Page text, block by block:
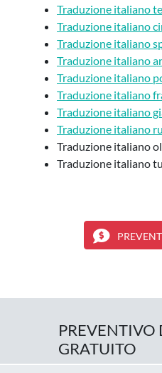
Traduzione italiano
Traduzione italiano
Traduzione italiano
Traduzione italiano
Traduzione italiano
Traduzione italiano
Traduzione italiano
Traduzione italiano
Traduzione italiano
Traduzione italiano
GRATUITO